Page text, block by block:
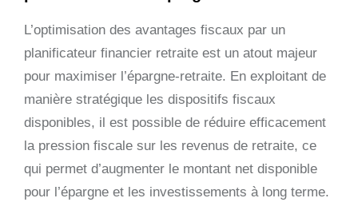
L’optimisation des avantages fiscaux par un
planificateur financier retraite est un atout majeur
pour maximiser l’épargne-retraite. En exploitant de
manière stratégique les dispositifs fiscaux
disponibles, il est possible de réduire efficacement
la pression fiscale sur les revenus de retraite, ce
qui permet d’augmenter le montant net disponible
pour l’épargne et les investissements à long terme.